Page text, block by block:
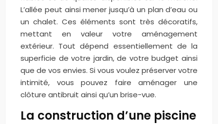
L’allée peut ainsi mener jusqu’à un plan d’eau ou
un chalet. Ces éléments sont très décoratifs,
mettant en valeur votre aménagement
extérieur. Tout dépend essentiellement de la
superficie de votre jardin, de votre budget ainsi
que de vos envies. Si vous voulez préserver votre
intimité, vous pouvez faire aménager une
clôture antibruit ainsi qu’un brise-vue.
La construction d’une piscine